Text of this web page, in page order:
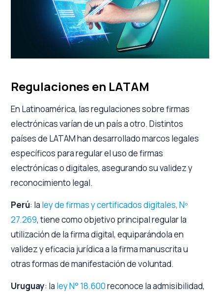
Regulaciones en LATAM
En Latinoamérica, las regulaciones sobre firmas
electrónicas varían de un país a otro. Distintos
países de LATAM han desarrollado marcos legales
específicos para regular el uso de firmas
electrónicas o digitales, asegurando su validez y
reconocimiento legal.
Perú: la ley de firmas y certificados digitales, Nº
27.269, tiene como objetivo principal regular la
utilización de la firma digital, equiparándola en
validez y eficacia jurídica a la firma manuscrita u
otras formas de manifestación de voluntad.
Uruguay: la ley N° 18.600reconoce la admisibilidad,